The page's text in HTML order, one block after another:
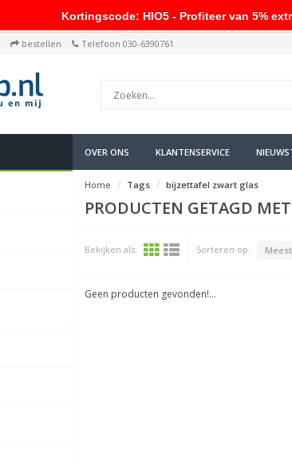
bestellen Telefoon 030-6390761
OVER ONS KLANTENSERVICE
Home Tags bijzettafel zwart glas
PRODUCTEN GETAGD
Bekijken als: Sorteren op:
Geen producten gevonden!...
Kortingscode: HIO5 - Profiteer van 5%